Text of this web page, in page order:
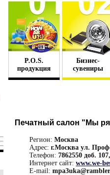
P.O.S.
продукция
Бизнес-
сувениры
Печатный салон "Мы
Регион: Москва
Адрес: г.Москва ул.
Телефон: 7862550 доб.
Интернет сайт: www.we-
E-mail: